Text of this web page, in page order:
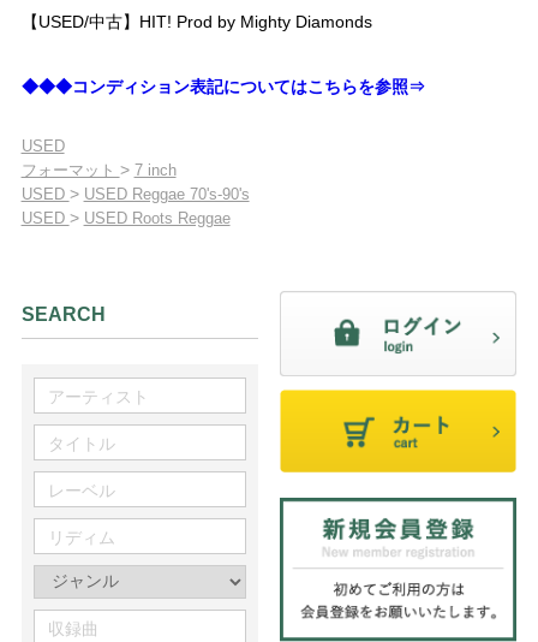
【USED/中古】HIT! Prod by Mighty Diamonds
◆◆◆コンディション表記についてはこちらを参照⇒
USED
フォーマット > 7 inch
USED > USED Reggae 70's-90's
USED > USED Roots Reggae
SEARCH